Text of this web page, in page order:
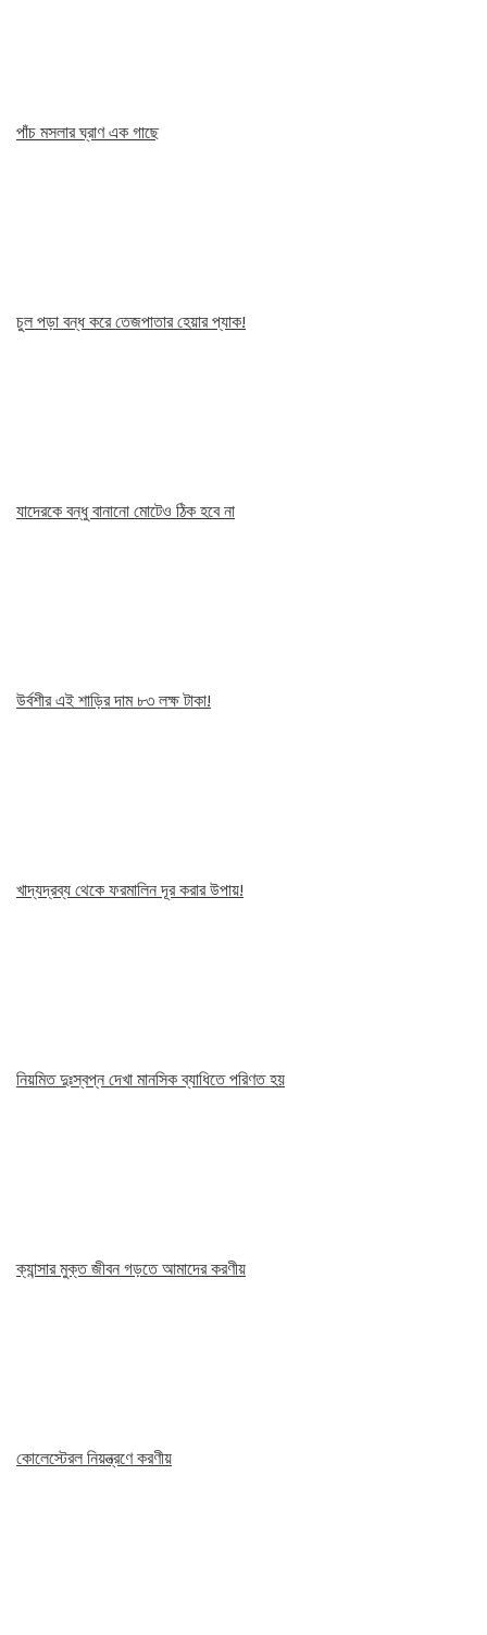
পাঁচ মসলার ঘ্রাণ এক গাছে
চুল পড়া বন্ধ করে তেজপাতার হেয়ার প্যাক!
যাদেরকে বন্ধু বানানো মোটেও ঠিক হবে না
উর্বশীর এই শাড়ির দাম ৮৩ লক্ষ টাকা!
খাদ্যদ্রব্য থেকে ফরমালিন দূর করার উপায়!
নিয়মিত দুঃস্বপ্ন দেখা মানসিক ব্যাধিতে পরিণত হয়
ক্যান্সার মুক্ত জীবন গড়তে আমাদের করণীয়
কোলেস্টেরল নিয়ন্ত্রণে করণীয়